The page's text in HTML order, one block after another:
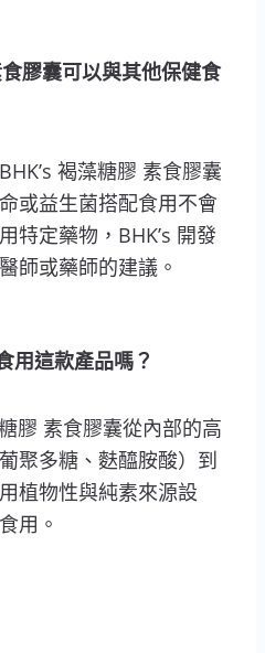
膠囊可以與其他保健食
褐藻糖膠 素食膠囊
或益生菌搭配食用不會
特定藥物，BHK’s 開發
師或藥師的建議。
用這款產品嗎？
膠 素食膠囊從內部的高
聚多糖、麩醯胺酸）到
植物性與純素來源設
用。